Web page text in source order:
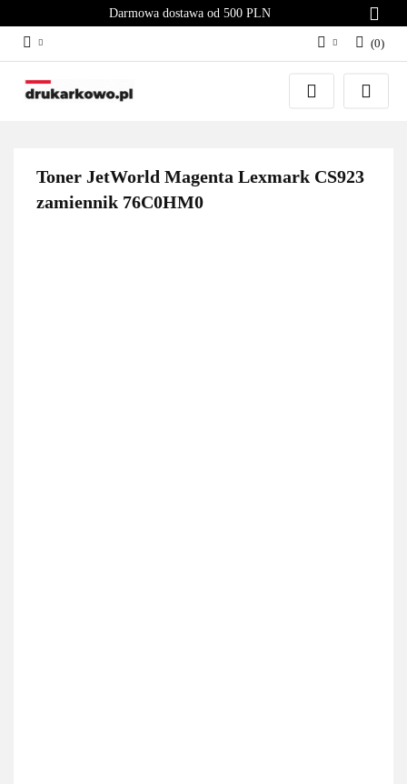
Darmowa dostawa od 500 PLN
Zaloguj się
Załóż konto
(0)
Toner JetWorld Magenta Lexmark CS923
zamiennik 76C0HM0